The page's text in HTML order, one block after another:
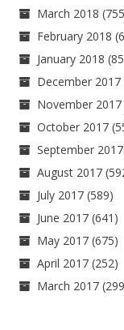
March 2018
February 2018
January 2018
December 2017
November 2017
October 2017
September 2017
August 2017
July 2017 (589)
June 2017 (641)
May 2017 (675)
April 2017 (252)
March 2017